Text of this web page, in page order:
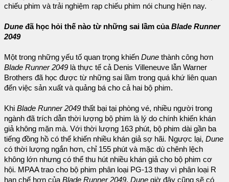
chiếu phim và trải nghiệm rạp chiếu phim nói chung hiện nay.
Dune đã học hỏi thế nào từ những sai lầm củaBlade Runner
2049
Một trong những yếu tố quan trọng khiến Dune thành công hơn
Blade Runner 2049 là thực tế cả Denis Villeneuve lẫn Warner
Brothers đã học được từ những sai lầm trong quá khứ liên quan
đến việc sản xuất và quảng bá cho cả hai bộ phim.
Khi Blade Runner 2049 thất bại tại phòng vé, nhiều người trong
ngành đã trích dẫn thời lượng bộ phim là lý do chính khiến khán
giả không mặn mà. Với thời lượng 163 phút, bộ phim dài gần ba
tiếng đồng hồ có thể khiến nhiều khán giả sợ hãi. Ngược lại, Dune
có thời lượng ngắn hơn, chỉ 155 phút và mặc dù chênh lệch
không lớn nhưng có thể thu hút nhiều khán giả cho bộ phim cơ
hội. MPAA trao cho bộ phim phân loại PG-13 thay vì phân loại R
hạn chế hơn của Blade Runner 2049, Dune giờ đây cũng sẽ có